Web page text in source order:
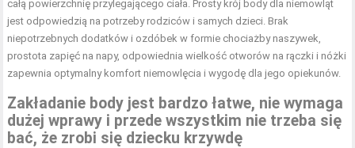
całą powierzchnię przylegającego ciała. Prosty krój body dla niemowląt
jest odpowiedzią na potrzeby rodziców i samych dzieci. Brak
niepotrzebnych dodatków i ozdóbek w formie chociażby naszywek,
prostota zapięć na napy, odpowiednia wielkość otworów na rączki i nóżki
zapewnia optymalny komfort niemowlęcia i wygodę dla jego opiekunów.
Zakładanie body jest bardzo łatwe, nie wymaga
dużej wprawy i przede wszystkim nie trzeba się
bać, że zrobi się dziecku krzywdę